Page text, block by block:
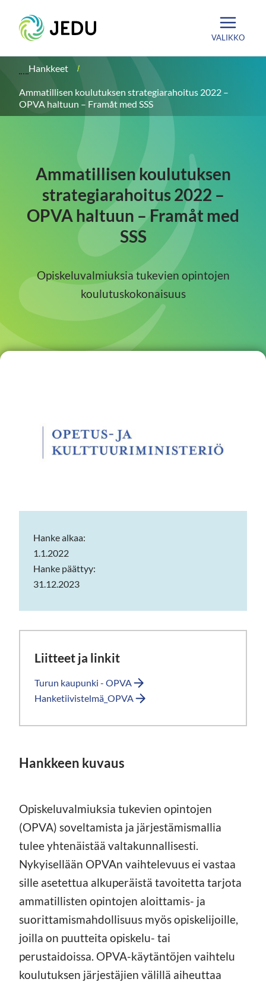
sisältöön
Etusivu
VALIKKO
Hankkeet
Ammatillisen koulutuksen strategiarahoitus 2022 –
OPVA haltuun – Framåt med SSS
Ammatillisen koulutuksen
strategiarahoitus 2022 –
OPVA haltuun – Framåt med
SSS
Opiskeluvalmiuksia tukevien opintojen
koulutuskokonaisuus
Hanke alkaa:
1.1.2022
Hanke päättyy:
31.12.2023
Liitteet ja linkit
Turun kaupunki - OPVA
Hanketiivistelmä_OPVA
Hankkeen kuvaus
Opiskeluvalmiuksia tukevien opintojen
(OPVA) soveltamista ja järjestämismallia
tulee yhtenäistää valtakunnallisesti.
Nykyisellään OPVAn vaihtelevuus ei vastaa
sille asetettua alkuperäistä tavoitetta tarjota
ammatillisten opintojen aloittamis- ja
suorittamismahdollisuus myös opiskelijoille,
joilla on puutteita opiskelu- tai
perustaidoissa. OPVA-käytäntöjen vaihtelu
koulutuksen järjestäjien välillä aiheuttaa